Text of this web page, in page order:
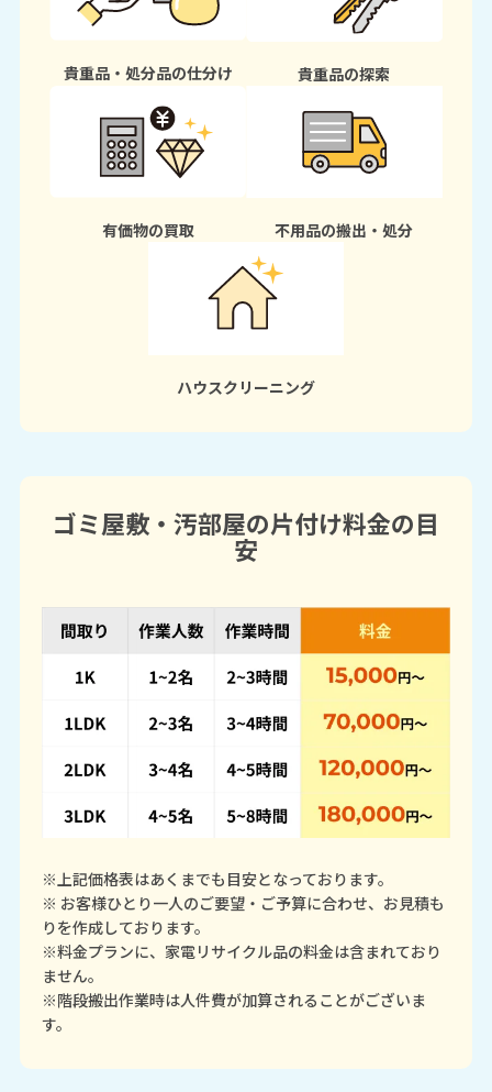
貴重品・処分品の仕分け 貴重品の探索
有価物の買取 不用品の搬出・処分
ハウスクリーニング
ゴミ屋敷・汚部屋の片付け料金の目
安
※上記価格表はあくまでも目安となっております。
※ お客様ひとり一人のご要望・ご予算に合わせ、お見積も
りを作成しております。
※料金プランに、家電リサイクル品の料金は含まれており
ません。
※階段搬出作業時は人件費が加算されることがございま
す。